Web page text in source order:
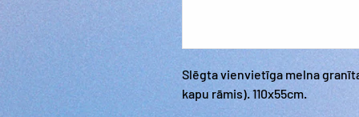
Slēgta vienvietīga melna
kapu rāmis). 110x55cm.